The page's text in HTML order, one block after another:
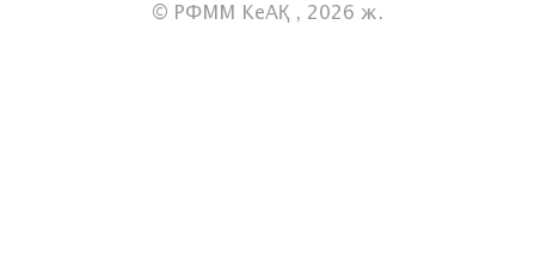
© РФММ КеАҚ , 2026 ж.